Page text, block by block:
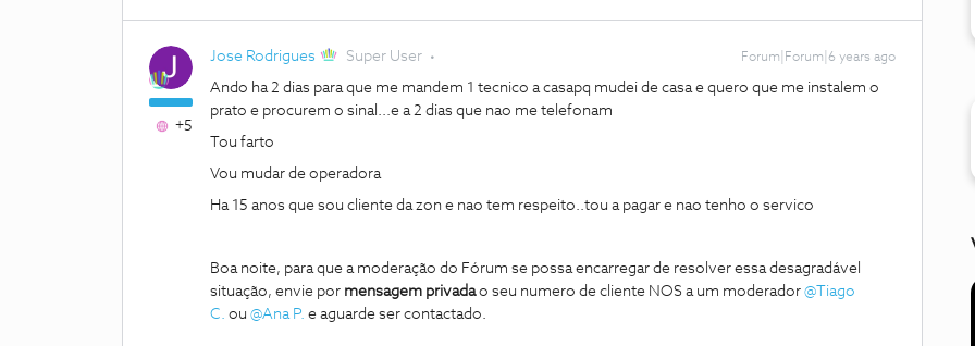
+5
Jose Rodrigues Super User Forum|Forum|6 years ago
Ando ha 2 dias para que me mandem 1 tecnico a casapq mudei de casa e quero que me instalem o
prato e procurem o sinal...e a 2 dias que nao me telefonam
Tou farto
Vou mudar de operadora
Ha 15 anos que sou cliente da zon e nao tem respeito..tou a pagar e nao tenho o servico
Boa noite, para que a moderação do Fórum se possa encarregar de resolver essa desagradável
situação, envie por mensagem privadao seu numero de cliente NOS a um moderador @Tiago
C. ou @Ana P. e aguarde ser contactado.